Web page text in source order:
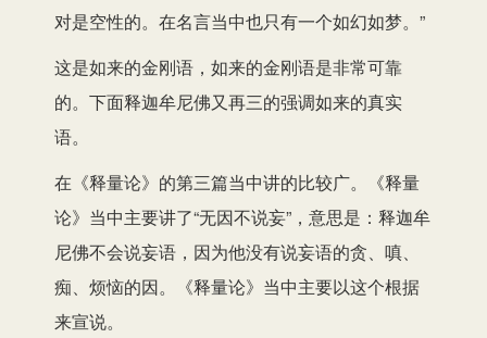
对是空性的。在名言当中也只有一个如幻如梦。”
这是如来的金刚语，如来的金刚语是非常可靠
的。下面释迦牟尼佛又再三的强调如来的真实
语。
在《释量论》的第三篇当中讲的比较广。《释量
论》当中主要讲了“无因不说妄”，意思是：释迦牟
尼佛不会说妄语，因为他没有说妄语的贪、嗔、
痴、烦恼的因。《释量论》当中主要以这个根据
来宣说。